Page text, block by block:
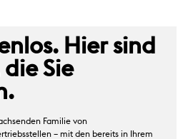
Hier sind
Sie
Familie von
– mit den bereits in Ihrem